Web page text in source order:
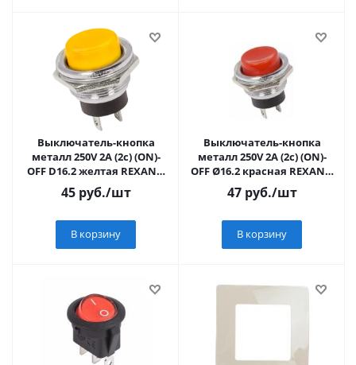
Выключатель-кнопка
металл 250V 2А (2с) (ON)-
OFF D16.2 желтая REXANT,
36-3354
45руб./шт
В корзину
Выключатель-кнопка
металл 250V 2А (2с) (ON)-
OFF Ø16.2 красная REXANT,
36-3351
47руб./шт
В корзину